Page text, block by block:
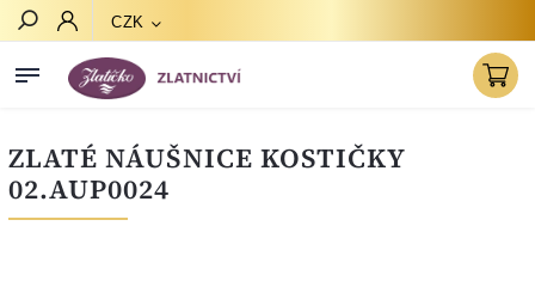
CZK
ZLATÉ NÁUŠNICE KOSTIČKY
02.AUP0024